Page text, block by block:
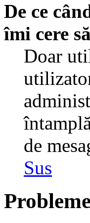
De ce
îmi cere
Doar
de
Sus